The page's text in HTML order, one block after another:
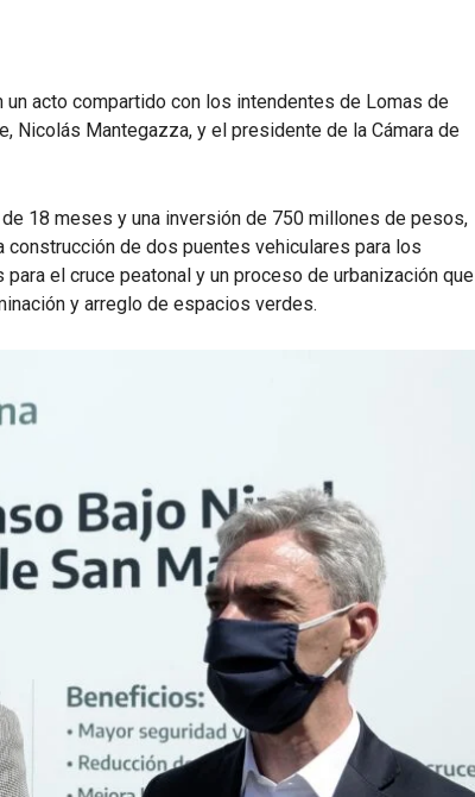
acto compartido con los intendentes de Lomas de
Nicolás Mantegazza, y el presidente de la Cámara de
18 meses y una inversión de 750 millones de pesos,
construcción de dos puentes vehiculares para los
el cruce peatonal y un proceso de urbanización que
y arreglo de espacios verdes.